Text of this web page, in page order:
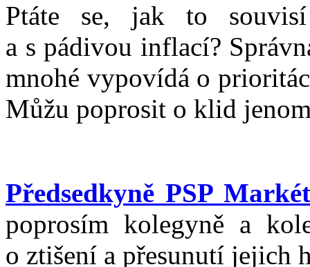
Ptáte se, jak to
a s pádivou inflací?
mnohé vypovídá o
Můžu poprosit o klid
Předsedkyně PSP
poprosím kolegyně a
o ztišení a přesunutí jejich